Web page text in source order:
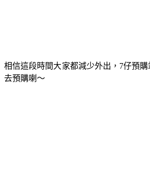
相信這段時間大家都減少外出，7仔預
去預購喇～